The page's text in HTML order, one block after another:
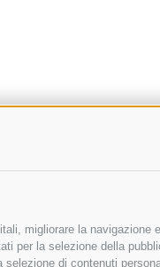
migliorare la navigazione
per la selezione della
di contenuti